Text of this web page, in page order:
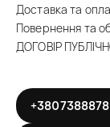
Доставка та
Повернення та
ДОГОВІР